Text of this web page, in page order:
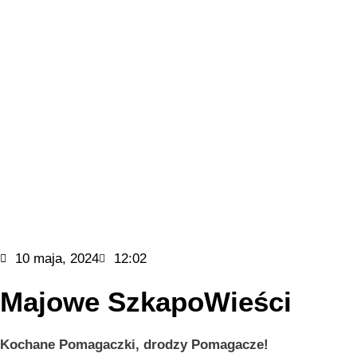
10 maja, 2024 12:02
Majowe SzkapoWieści
Kochane Pomagaczki, drodzy Pomagacze!